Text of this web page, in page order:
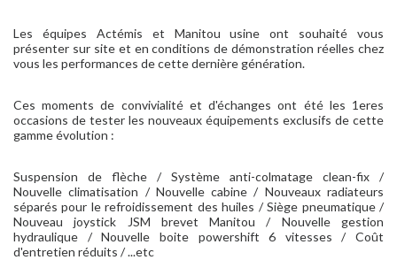
Les équipes Actémis et Manitou usine ont souhaité vous
présenter sur site et en conditions de démonstration réelles chez
vous les performances de cette dernière génération.
Ces moments de convivialité et d'échanges ont été les 1eres
occasions de tester les nouveaux équipements exclusifs de cette
gamme évolution :
Suspension de flèche / Système anti-colmatage clean-fix /
Nouvelle climatisation / Nouvelle cabine / Nouveaux radiateurs
séparés pour le refroidissement des huiles / Siège pneumatique /
Nouveau joystick JSM brevet Manitou / Nouvelle gestion
hydraulique / Nouvelle boite powershift 6 vitesses / Coût
d'entretien réduits / ...etc